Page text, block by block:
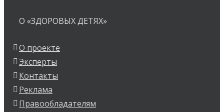
О «ЗДОРОВЫХ ДЕТЯХ»
О проекте
Эксперты
Контакты
Реклама
Правообладателям